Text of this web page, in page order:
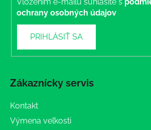
ochrany osobných údajov
PRIHLÁSIŤ SA
Zákaznícky servis
Kontakt
Výmena veľkosti